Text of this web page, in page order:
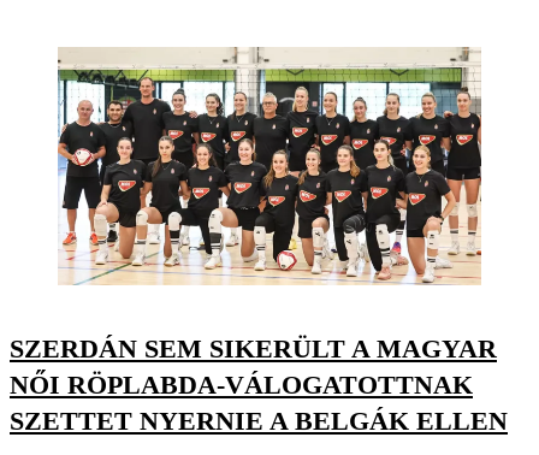
SZERDÁN SEM SIKERÜLT A MAGYAR
NŐI RÖPLABDA-VÁLOGATOTTNAK
SZETTET NYERNIE A BELGÁK ELLEN